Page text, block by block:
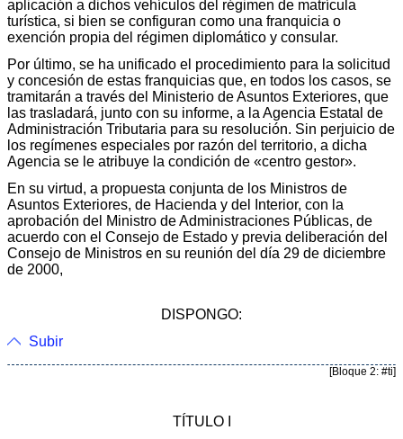
aplicación a dichos vehículos del régimen de matrícula
turística, si bien se configuran como una franquicia o
exención propia del régimen diplomático y consular.
Por último, se ha unificado el procedimiento para la solicitud
y concesión de estas franquicias que, en todos los casos, se
tramitarán a través del Ministerio de Asuntos Exteriores, que
las trasladará, junto con su informe, a la Agencia Estatal de
Administración Tributaria para su resolución. Sin perjuicio de
los regímenes especiales por razón del territorio, a dicha
Agencia se le atribuye la condición de «centro gestor».
En su virtud, a propuesta conjunta de los Ministros de
Asuntos Exteriores, de Hacienda y del Interior, con la
aprobación del Ministro de Administraciones Públicas, de
acuerdo con el Consejo de Estado y previa deliberación del
Consejo de Ministros en su reunión del día 29 de diciembre
de 2000,
DISPONGO:
Subir
[Bloque 2: #ti]
TÍTULO I